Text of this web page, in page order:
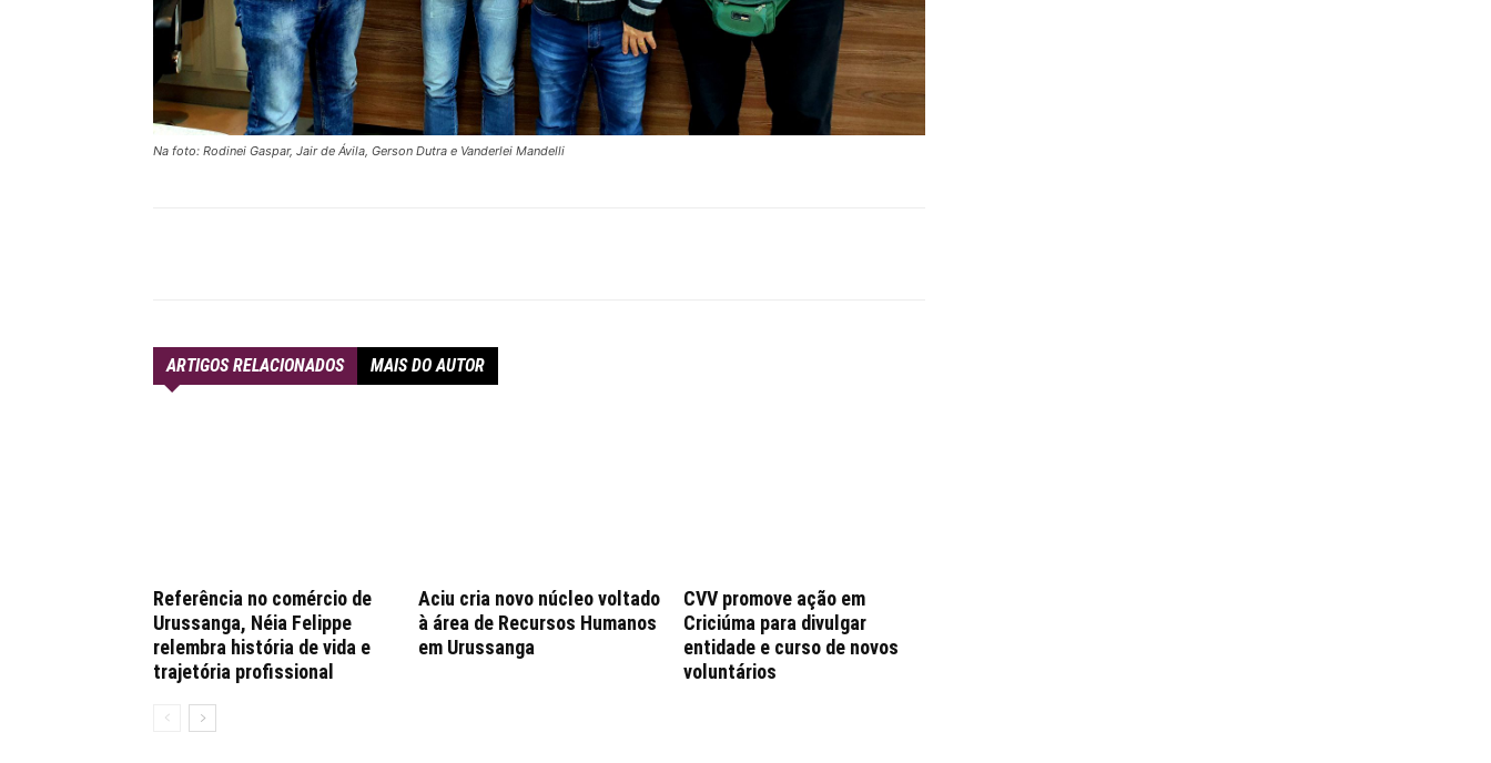
Na foto: Rodinei Gaspar, Jair de Ávila, Gerson Dutra e Vanderlei Mandelli
ARTIGOS RELACIONADOS MAIS DO AUTOR
Referência no comércio de
Urussanga, Néia Felippe
relembra história de vida e
trajetória profissional
Aciu cria novo núcleo voltado
à área de Recursos Humanos
em Urussanga
CVV promove ação em
Criciúma para divulgar
entidade e curso de novos
voluntários